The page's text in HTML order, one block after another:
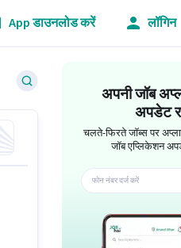
App डाउनलोड करें लॉगिन
अपनी जॉब
अपडेट
चलते-फिरते जॉब्स पर
जॉब एप्लिकेशन